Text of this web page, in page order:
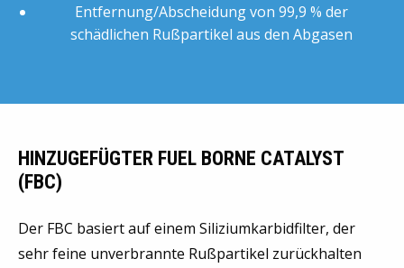
Entfernung/Abscheidung von 99,9 % der
schädlichen Rußpartikel aus den Abgasen
HINZUGEFÜGTER FUEL BORNE CATALYST
(FBC)
Der FBC basiert auf einem Siliziumkarbidfilter, der
sehr feine unverbrannte Rußpartikel zurückhalten